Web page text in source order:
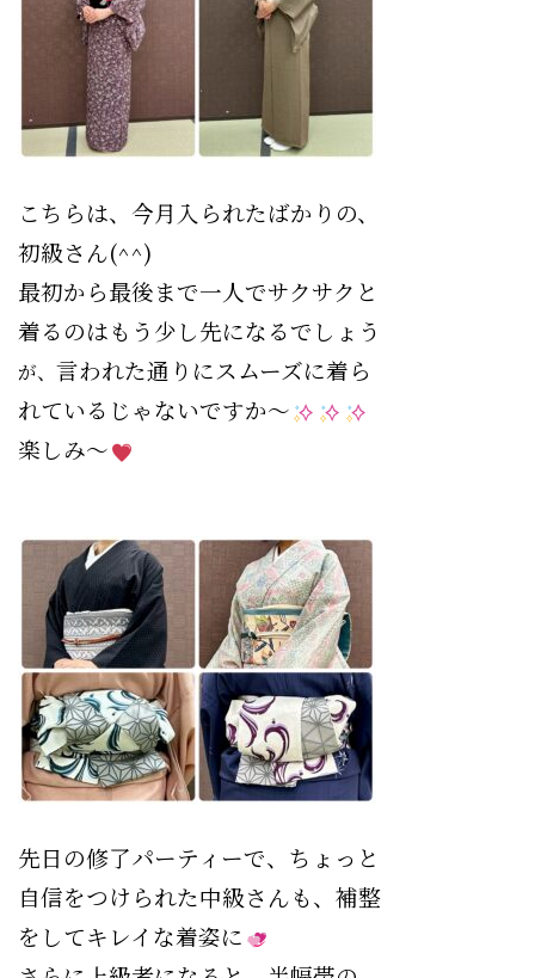
こちらは、今月入られたばかりの、
初級さん(^^)
最初から最後まで一人でサクサクと
着るのはもう少し先になるでしょう
が、 言われた通りにスムーズに着ら
れているじゃないですか〜
楽しみ〜
先日の修了パーティーで、ちょっと
自信をつけられた中級さんも、補整
をしてキレイな着姿に